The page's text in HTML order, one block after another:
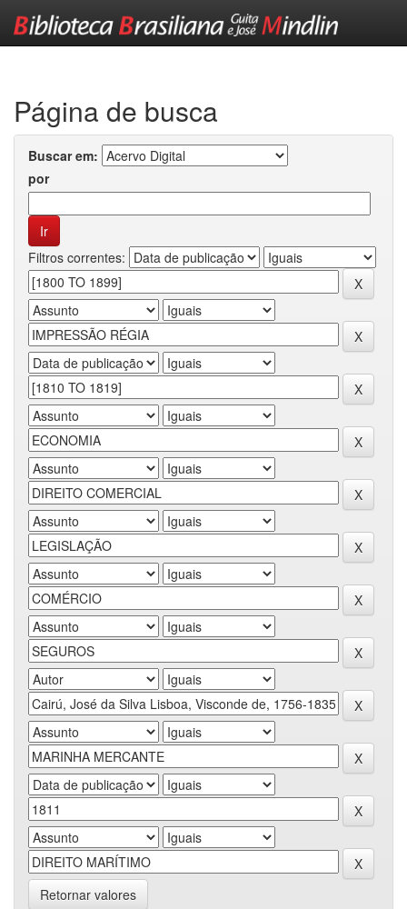
Página de busca
Buscar em:
por
Filtros correntes:
Retornar valores